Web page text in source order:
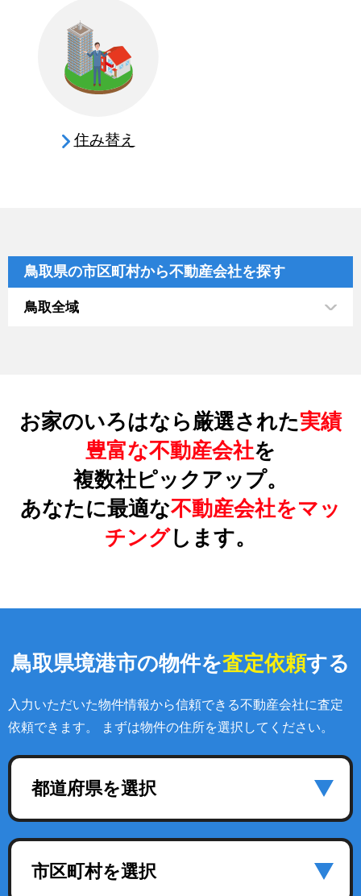
住み替え
鳥取県の市区町村から不動産会社を探す
鳥取全域
お家のいろはなら厳選された実績
豊富な不動産会社を
複数社ピックアップ。
あなたに最適な不動産会社をマッ
チングします。
鳥取県境港市の物件を査定依頼する
入力いただいた物件情報から信頼できる不動産会社に査定
依頼できます。 まずは物件の住所を選択してください。
都道府県を選択
市区町村を選択